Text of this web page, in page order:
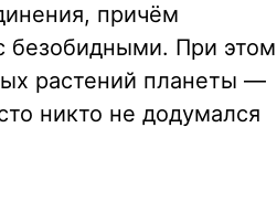
причём
безобидными. При этом
растений планеты —
никто не додумался